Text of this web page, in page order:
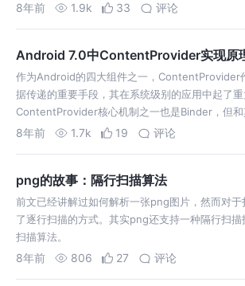
8年前 1.9k 33 评论
Android 7.0中ContentProvider实现原
作为Android的四大组件之一，ContentProvider
据传递的重要手段，其在系统级别的应用中起了
ContentProvider核心机制之一也是Binder，但和
别。因为ContentProvider涉及数据的增删查
8年前 1.7k 19 评论
png的故事：隔行扫描算法
前文已经讲解过如何解析一张png图片，然而对于
了逐行扫描的方式。其实png还支持一种隔行扫
扫描算法。
8年前 806 27 评论